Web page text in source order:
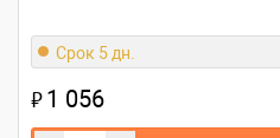
Срок 5 дн.
₽1 056